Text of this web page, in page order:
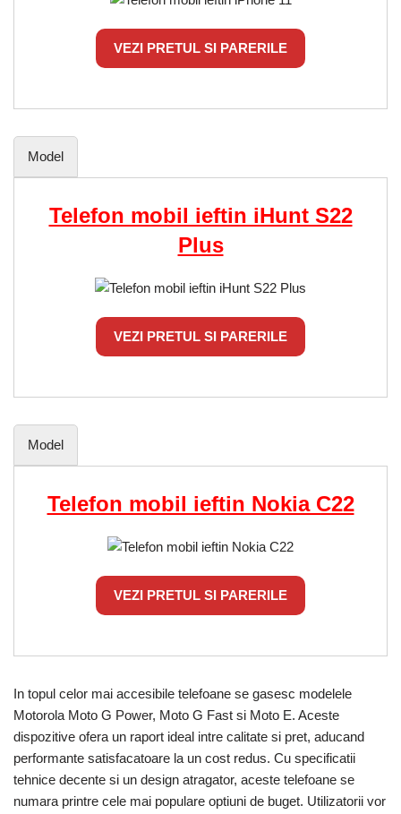
VEZI PRETUL SI PARERILE
Model
Telefon mobil ieftin iHunt S22
Plus
VEZI PRETUL SI PARERILE
Model
Telefon mobil ieftin Nokia C22
VEZI PRETUL SI PARERILE
In topul celor mai accesibile telefoane se gasesc modelele
Motorola Moto G Power, Moto G Fast si Moto E. Aceste
dispozitive ofera un raport ideal intre calitate si pret, aducand
performante satisfacatoare la un cost redus. Cu specificatii
tehnice decente si un design atragator, aceste telefoane se
numara printre cele mai populare optiuni de buget. Utilizatorii vor